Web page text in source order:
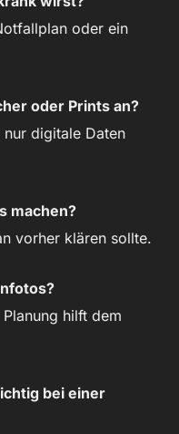
oder ein
oder Prints an?
digitale Daten
machen?
vorher klären sollte.
hilft dem
bei einer